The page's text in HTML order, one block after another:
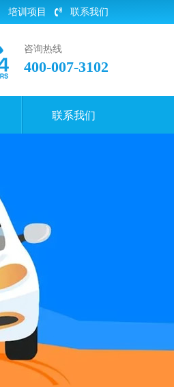
培训项目 联系我们
咨询热线
400-007-3102
联系我们